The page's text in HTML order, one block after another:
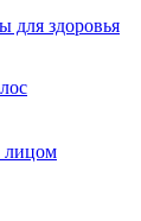
для здоровья
лицом